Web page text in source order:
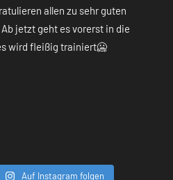
Auf Instagram folgen